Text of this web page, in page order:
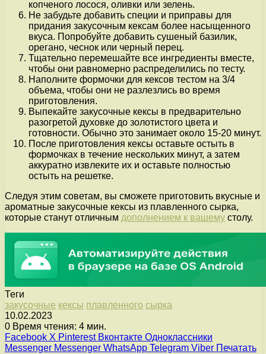
копченого лосося, оливки или зелень.
Не забудьте добавить специи и приправы для
придания закусочным кексам более насыщенного
вкуса. Попробуйте добавить сушеный базилик,
орегано, чеснок или черный перец.
Тщательно перемешайте все ингредиенты вместе,
чтобы они равномерно распределились по тесту.
Наполните формочки для кексов тестом на 3/4
объема, чтобы они не разлезлись во время
приготовления.
Выпекайте закусочные кексы в предварительно
разогретой духовке до золотистого цвета и
готовности. Обычно это занимает около 15-20 минут.
После приготовления кексы оставьте остыть в
формочках в течение нескольких минут, а затем
аккуратно извлеките их и оставьте полностью
остыть на решетке.
Следуя этим советам, вы сможете приготовить вкусные и
ароматные закусочные кексы из плавленного сырка,
которые станут отличным дополнением к вашему столу.
Теги
закусочные кексы плавленного сырка
10.02.2023
0 Время чтения: 4 мин.
Facebook X Pinterest Вконтакте Одноклассники
Messenger Messenger WhatsApp Telegram Viber Печатать